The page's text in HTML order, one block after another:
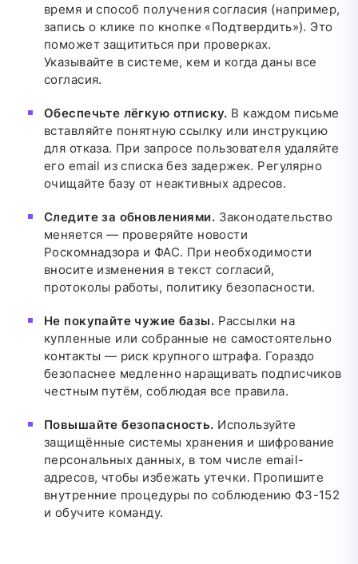
время и способ получения согласия (например,
запись о клике по кнопке «Подтвердить»). Это
поможет защититься при проверках.
Указывайте в системе, кем и когда даны все
согласия.
Обеспечьте лёгкую отписку. В каждом письме
вставляйте понятную ссылку или инструкцию
для отказа. При запросе пользователя удаляйте
его email из списка без задержек. Регулярно
очищайте базу от неактивных адресов.
Следите за обновлениями. Законодательство
меняется — проверяйте новости
Роскомнадзора и ФАС. При необходимости
вносите изменения в текст согласий,
протоколы работы, политику безопасности.
Не покупайте чужие базы. Рассылки на
купленные или собранные не самостоятельно
контакты — риск крупного штрафа. Гораздо
безопаснее медленно наращивать подписчиков
честным путём, соблюдая все правила.
Повышайте безопасность. Используйте
защищённые системы хранения и шифрование
персональных данных, в том числе email-
адресов, чтобы избежать утечки. Пропишите
внутренние процедуры по соблюдению ФЗ-152
и обучите команду.